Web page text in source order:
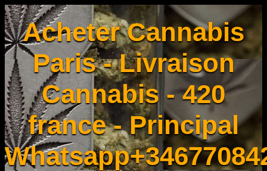
Acheter Cannabis
Paris - Livraison
Cannabis - 420
france - Principal